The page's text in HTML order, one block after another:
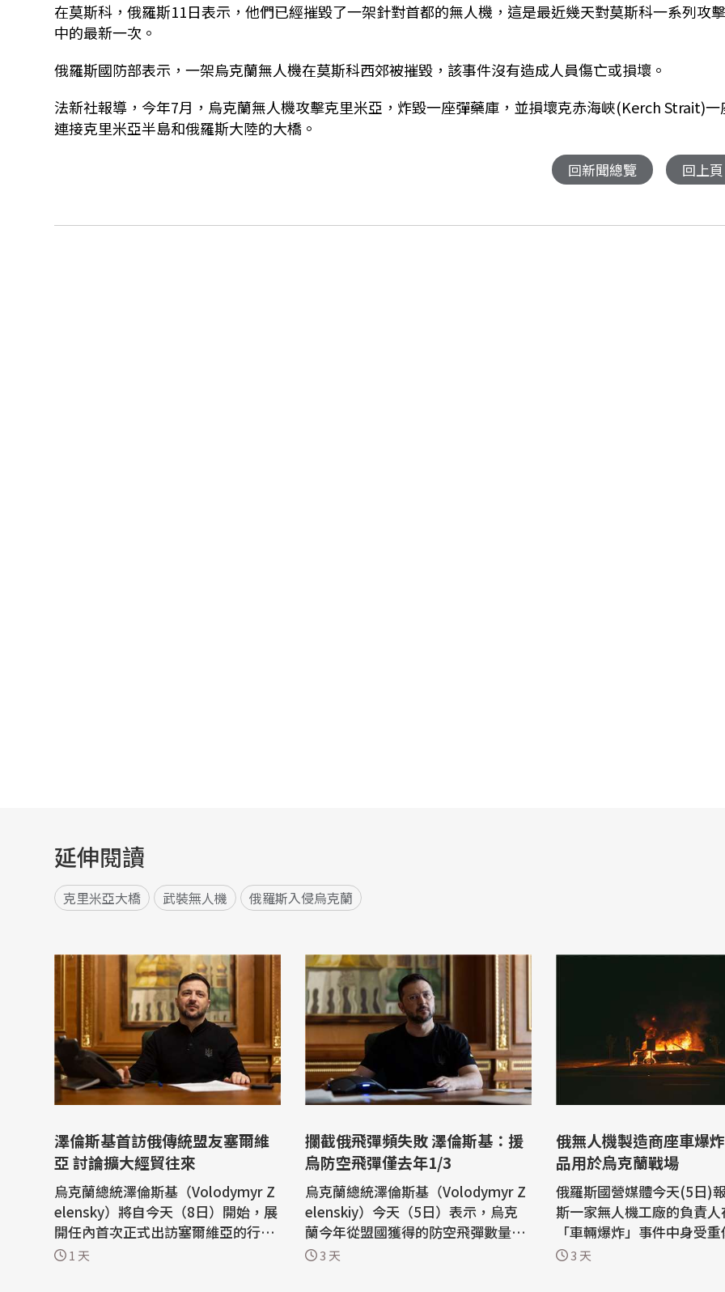
在莫斯科，俄羅斯11日表示，他們已經摧毀了一架針對首都的無人機，這是最近幾天對莫斯科一系列攻
中的最新一次。
俄羅斯國防部表示，一架烏克蘭無人機在莫斯科西郊被摧毀，該事件沒有造成人員傷亡或損壞。
法新社報導，今年7月，烏克蘭無人機攻擊克里米亞，炸毀一座彈藥庫，並損壞克赤海峽(Kerch Strait)一
連接克里米亞半島和俄羅斯大陸的大橋。
回新聞總覽 回上頁
延伸閱讀
克里米亞大橋 武裝無人機 俄羅斯入侵烏克蘭
澤倫斯基首訪俄傳統盟友塞爾維
亞 討論擴大經貿往來
烏克蘭總統澤倫斯基（Volodymyr Z
elensky）將自今天（8日）開始，展
開任內首次正式出訪塞爾維亞的行
程，預計將與塞國總統武契奇（Alek
1 天
攔截俄飛彈頻失敗 澤倫斯基：援
烏防空飛彈僅去年1/3
烏克蘭總統澤倫斯基（Volodymyr Z
elenskiy）今天（5日）表示，烏克
蘭今年從盟國獲得的防空飛彈數量，
只有去年的三分之一。基輔正積極尋
3 天
俄無人機製造商座車爆
品用於烏克蘭戰場
俄羅斯國營媒體今天(5日)
斯一家無人機工廠的負責
「車輛爆炸」事件中身受
乎是數日內第二起針對俄
3 天